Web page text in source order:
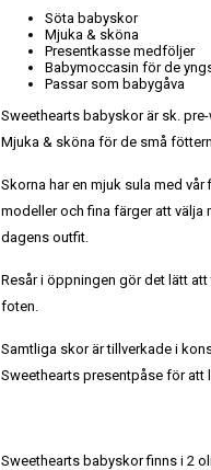
Söta babyskor
Mjuka & sköna
Presentkasse medföljer
Babymoccasin för de
Passar som babygåva
Sweethearts babyskor är sk.
Mjuka & sköna för de små
Skorna har en mjuk sula med
modeller och fina färger att välja
dagens outfit.
Resår i öppningen gör det lätt
foten.
Samtliga skor är tillverkade i
Sweethearts presentpåse för att
Sweethearts babyskor finns i 2